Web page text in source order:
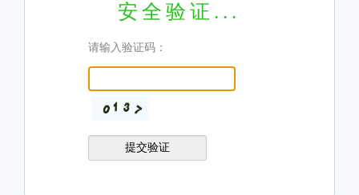
安全验证...
请输入验证码：